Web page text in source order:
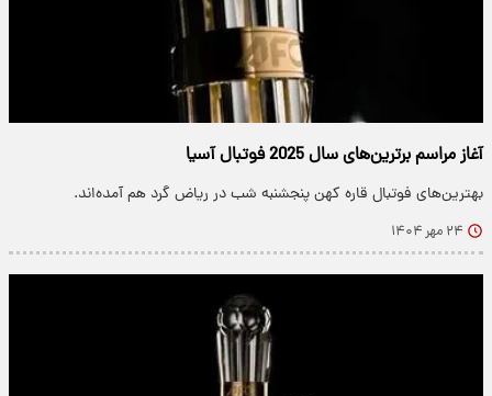
آغاز مراسم برترین‌های سال 2025 فوتبال آسیا
بهترین‌های فوتبال قاره کهن پنجشنبه شب در ریاض گرد هم آمده‌اند.
۲۴ مهر ۱۴۰۴